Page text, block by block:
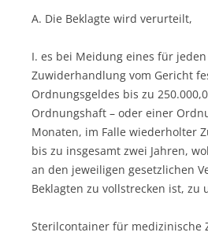
A. Die Beklagte wird verurteilt,
I. es bei Meidung eines für
Zuwiderhandlung vom Gericht
Ordnungsgeldes bis zu
Ordnungshaft – oder einer
Monaten, im Falle wiederholter
bis zu insgesamt zwei Jahren,
an den jeweiligen gesetzlichen
Beklagten zu vollstrecken ist, zu
Sterilcontainer für medizinische